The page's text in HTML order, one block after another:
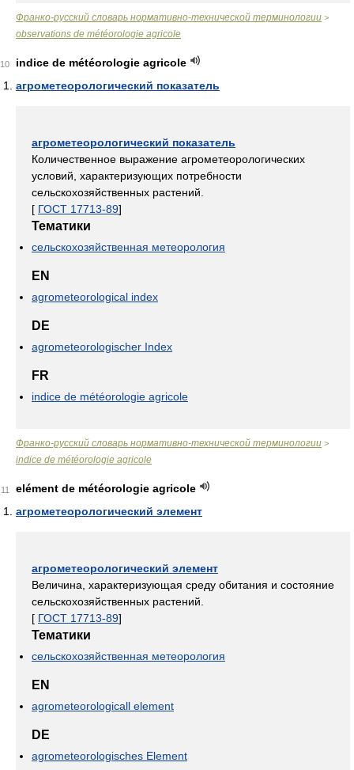
Франко-русский словарь нормативно-технической терминологии >
observations de météorologie agricole
10
indice de météorologie agricole
агрометеорологический показатель
агрометеорологический показатель
Количественное выражение агрометеорологических
условий, характеризующих потребности
сельскохозяйственных растений.
[ ГОСТ 17713-89]
Тематики
сельскохозяйственная метеорология
EN
agrometeorological index
DE
agrometeorologischer Index
FR
indice de météorologie agricole
Франко-русский словарь нормативно-технической терминологии >
indice de météorologie agricole
11
elément de météorologie agricole
агрометеорологический элемент
агрометеорологический элемент
Величина, характеризующая среду обитания и состояние
сельскохозяйственных растений.
[ ГОСТ 17713-89]
Тематики
сельскохозяйственная метеорология
EN
agrometeorologicall element
DE
agrometeorologisches Element